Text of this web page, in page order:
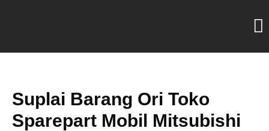
Suplai Barang Ori Toko
Sparepart Mobil Mitsubishi